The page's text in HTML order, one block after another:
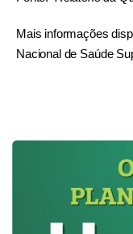
Mais informações
Nacional de Saúde